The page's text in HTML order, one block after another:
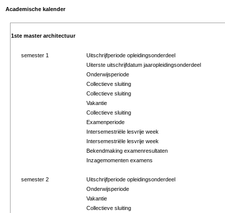
Academische kalender
1ste master architectuur
semester 1
Uitschrijfperiode opleidingsonderdeel
Uiterste uitschrijfdatum jaaropleidingsonderdeel
Onderwijsperiode
Collectieve sluiting
Collectieve sluiting
Vakantie
Collectieve sluiting
Examenperiode
Intersemestriële lesvrije week
Intersemestriële lesvrije week
Bekendmaking examenresultaten
Inzagemomenten examens
semester 2
Uitschrijfperiode opleidingsonderdeel
Onderwijsperiode
Vakantie
Collectieve sluiting